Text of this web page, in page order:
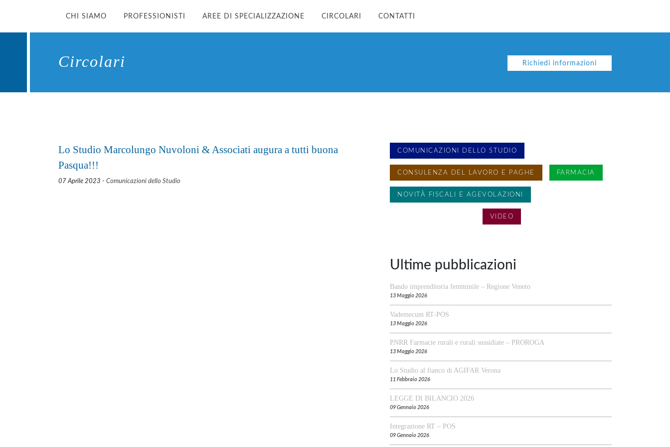
CHI SIAMO PROFESSIONISTI AREE DI SPECIALIZZAZIONE CIRCOLARI CONTATTI
Circolari Richiedi informazioni
Lo Studio Marcolungo Nuvoloni & Associati augura a tutti buona
Pasqua!!!
07 Aprile 2023 - Comunicazioni dello Studio
COMUNICAZIONI DELLO STUDIO
CONSULENZA DEL LAVORO E PAGHE FARMACIA
NOVITÀ FISCALI E AGEVOLAZIONI
VIDEO
Ultime pubblicazioni
Bando imprenditoria femminile – Regione Veneto
13 Maggio 2026
Vademecum RT-POS
13 Maggio 2026
PNRR Farmacie rurali e rurali sussidiate – PROROGA
13 Maggio 2026
Lo Studio al fianco di AGIFAR Verona
11 Febbraio 2026
LEGGE DI BILANCIO 2026
09 Gennaio 2026
Integrazione RT – POS
09 Gennaio 2026